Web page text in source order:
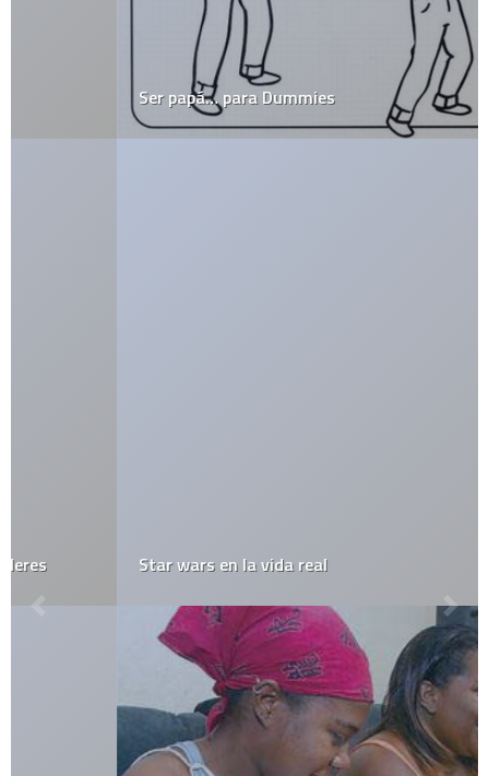
Ser papá… para Dummies
Star wars en la vida real